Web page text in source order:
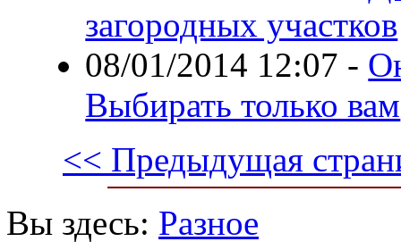
загородных участков
08/01/2014 12:07 -
Выбирать только вам
<< Предыдущая
Вы здесь: Разное